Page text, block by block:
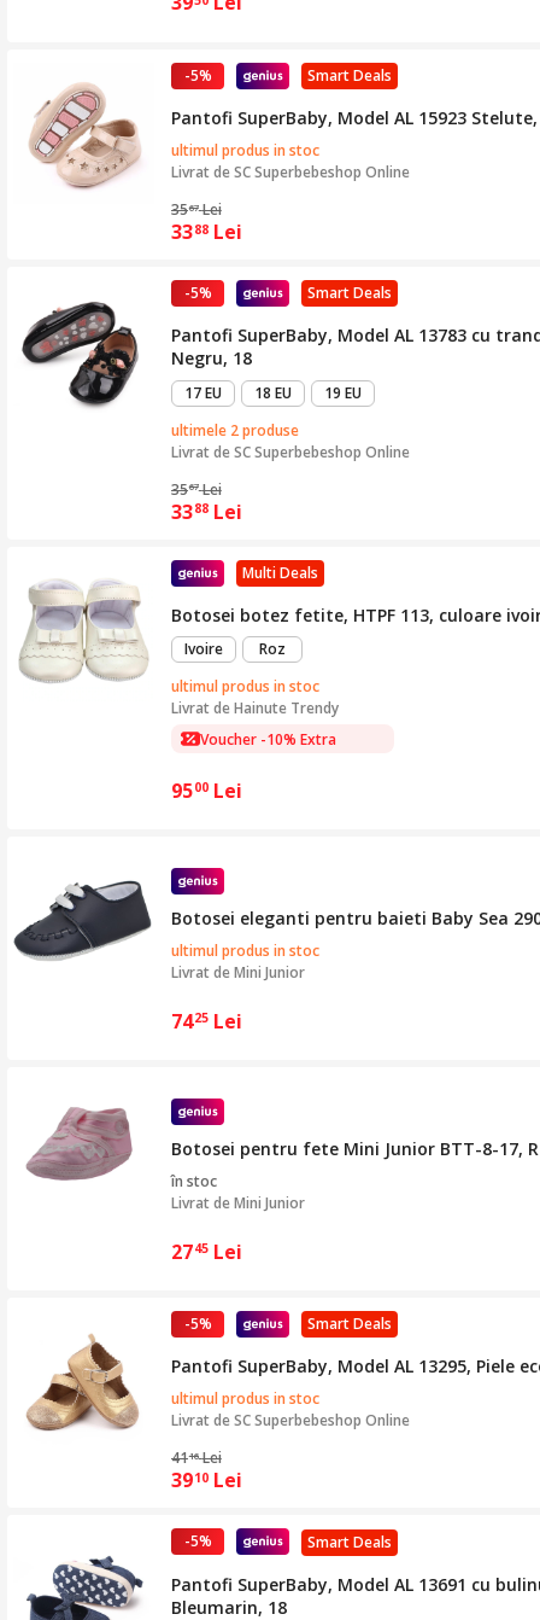
Smart Deals
-5%
Pantofi SuperBaby, Model AL 15923
ultimul produs in stoc
Livrat deSC Superbebeshop Online
3567 Lei
3388 Lei
Smart Deals
-5%
Pantofi SuperBaby, Model AL 13783 cu
Negru, 18
17 EU 18 EU
19 EU
ultimele 2 produse
Livrat deSC Superbebeshop Online
3567 Lei
3388 Lei
Multi Deals
Botosei botez fetite, HTPF 113, culoare
Ivoire
Roz
ultimul produs in stoc
Livrat deHainute Trendy
Voucher -10% Extra
9500 Lei
Botosei eleganti pentru baieti Baby Sea
ultimul produs in stoc
Livrat deMini Junior
7425 Lei
Botosei pentru fete Mini Junior BTT-8-17,
în stoc
Livrat deMini Junior
2745 Lei
Smart Deals
-5%
Pantofi SuperBaby, Model AL 13295, Piele
ultimul produs in stoc
Livrat deSC Superbebeshop Online
4116 Lei
3910 Lei
Smart Deals
-5%
Pantofi SuperBaby, Model AL 13691 cu
Bleumarin, 18